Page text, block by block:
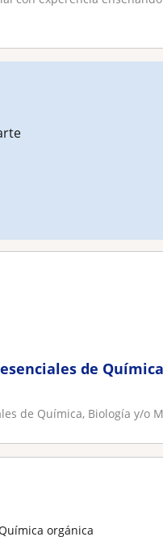
de
de Química, Biología y/o
orgánica